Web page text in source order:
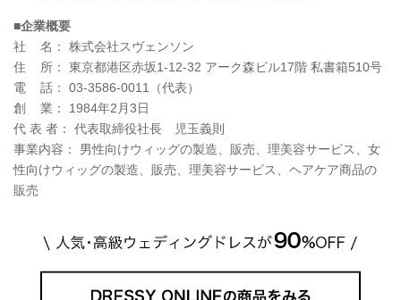
■企業概要
社 名： 株式会社スヴェンソン
住 所： 東京都港区赤坂1-12-32 アーク森ビル17階 私書箱510号
電 話： 03-3586-0011（代表）
創 業： 1984年2月3日
代 表 者： 代表取締役社長 児玉義則
事業内容： 男性向けウィッグの製造、販売、理美容サービス、女
性向けウィッグの製造、販売、理美容サービス、ヘアケア商品の
販売